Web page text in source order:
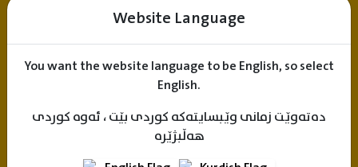
Website Language
You want the website language to be English, so select
English.
دەتەوێت زمانی وێبسایتەکە کوردی بێت ، ئەوە کوردی
هەڵبژێرە